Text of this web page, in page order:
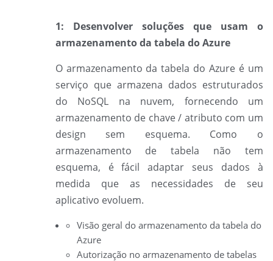
1: Desenvolver soluções que usam o
armazenamento da tabela do Azure
O armazenamento da tabela doAzure é um
serviço que armazena dados estruturados
do NoSQL na nuvem, fornecendo um
armazenamento de chave / atributo com um
design sem esquema. Como o
armazenamento de tabela não tem
esquema, é fácil adaptar seus dados à
medida que as necessidades de seu
aplicativo evoluem.
Visão geral do armazenamento da tabela do
Azure
Autorização no armazenamento de tabelas